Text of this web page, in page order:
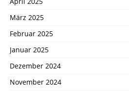
März 2025
Februar 2025
Januar 2025
Dezember 2024
November 2024